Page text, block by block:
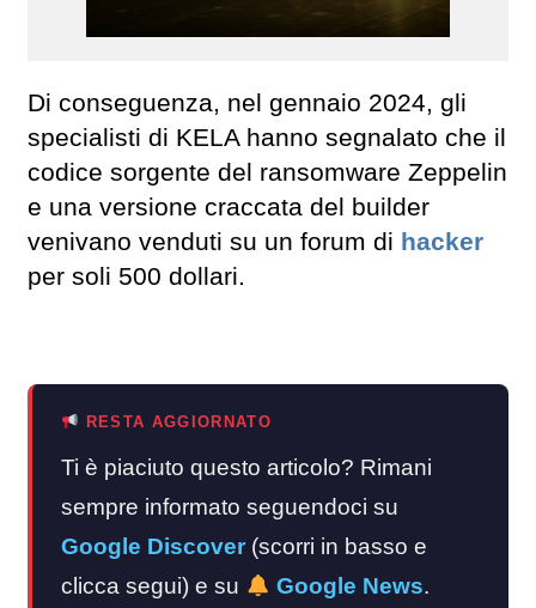
Di conseguenza, nel gennaio 2024, gli
specialisti di KELA hanno segnalato che il
codice sorgente del ransomware Zeppelin
e una versione craccata del builder
venivano venduti su un forum di hacker
per soli 500 dollari.
RESTA AGGIORNATO
Ti è piaciuto questo articolo? Rimani
sempre informato seguendoci su
Google Discover (scorri in basso e
clicca segui) e su
Google News.